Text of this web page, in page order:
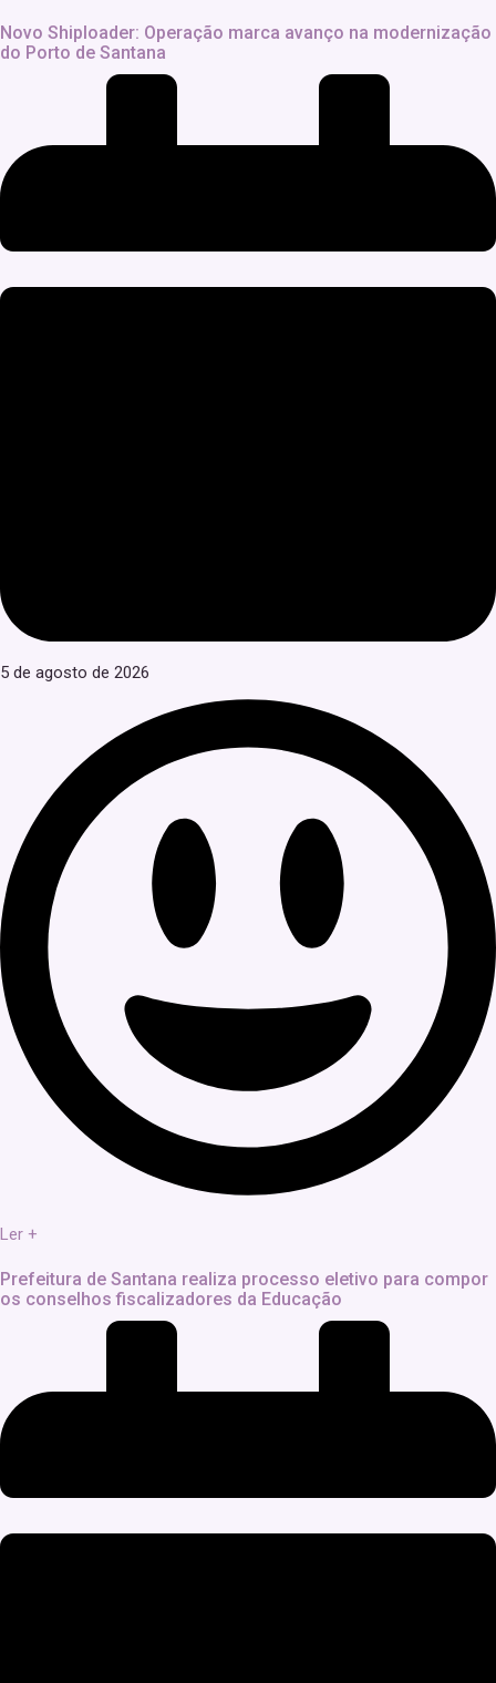
Novo Shiploader: Operação marca avanço na modernização
do Porto de Santana
5 de agosto de 2026
Ler +
Prefeitura de Santana realiza processo eletivo para compor
os conselhos fiscalizadores da Educação